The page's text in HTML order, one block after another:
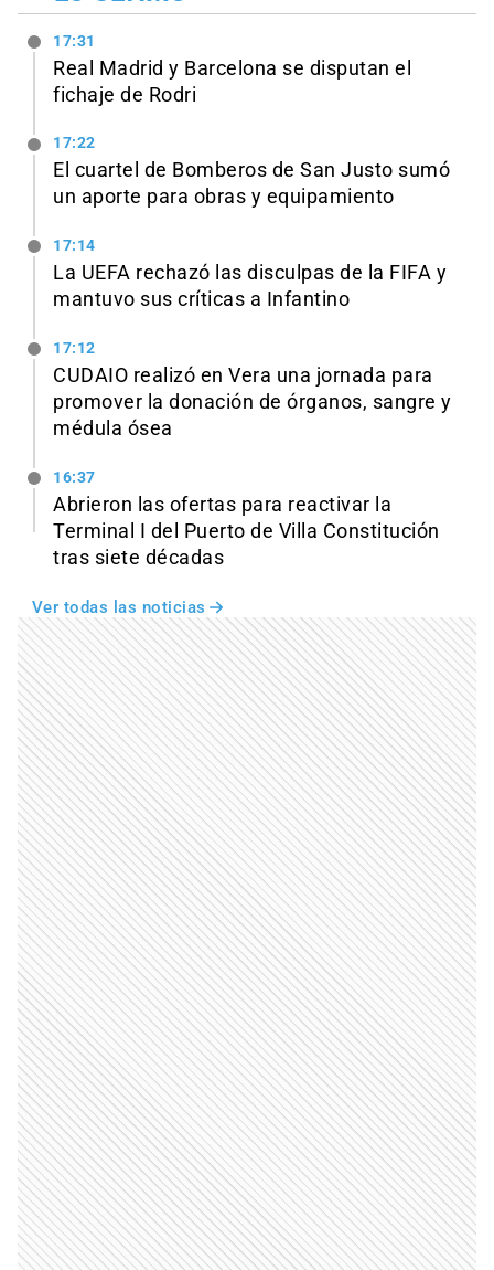
17:31
Real Madrid y Barcelona se disputan el
fichaje de Rodri
17:22
El cuartel de Bomberos de San Justo sumó
un aporte para obras y equipamiento
17:14
La UEFA rechazó las disculpas de la FIFA y
mantuvo sus críticas a Infantino
17:12
CUDAIO realizó en Vera una jornada para
promover la donación de órganos, sangre y
médula ósea
16:37
Abrieron las ofertas para reactivar la
Terminal I del Puerto de Villa Constitución
tras siete décadas
Ver todas las noticias